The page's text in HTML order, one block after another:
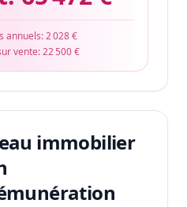
annuels:2 028 €
vente:22 500 €
immobilier